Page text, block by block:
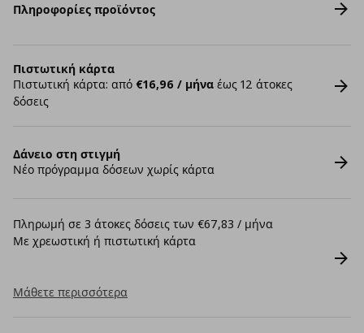
Πληροφορίες προϊόντος
Πιστωτική κάρτα
Πιστωτική κάρτα: από €16,96 / μήνα έως 12 άτοκες
δόσεις
Δάνειο στη στιγμή
Νέο πρόγραμμα δόσεων χωρίς κάρτα
Πληρωμή σε 3 άτοκες δόσεις των €67,83 / μήνα
Με χρεωστική ή πιστωτική κάρτα
Μάθετε περισσότερα